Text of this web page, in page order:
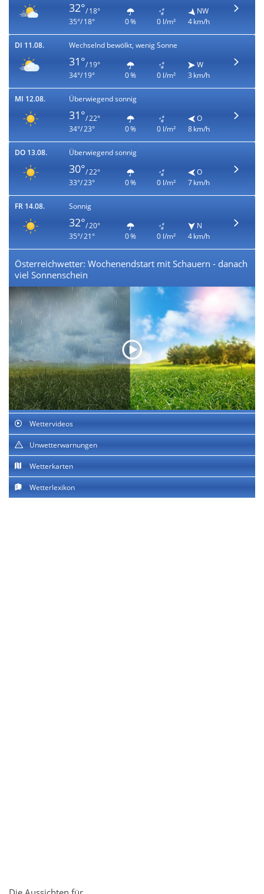
32°/ 18°
35°/ 18°
0 % 0 l/m²
NW
4 km/h
DI 11.08. Wechselnd bewölkt, wenig Sonne
31°/ 19°
34°/ 19°
0 % 0 l/m²
W
3 km/h
MI 12.08. Überwiegend sonnig
31°/ 22°
34°/ 23°
0 % 0 l/m²
O
8 km/h
DO 13.08. Überwiegend sonnig
30°/ 22°
33°/ 23°
0 % 0 l/m²
O
7 km/h
FR 14.08. Sonnig
32°/ 20°
35°/ 21°
0 % 0 l/m²
N
4 km/h
Österreichwetter: Wochenendstart mit Schauern - danach
viel Sonnenschein
Wettervideos
Unwetterwarnungen
Wetterkarten
Wetterlexikon